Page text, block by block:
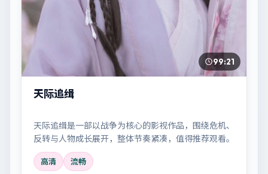
99:21
天际追缉
天际追缉是一部以战争为核心的影视作品，围绕危机、
反转与人物成长展开，整体节奏紧凑，值得推荐观看。
高清 流畅